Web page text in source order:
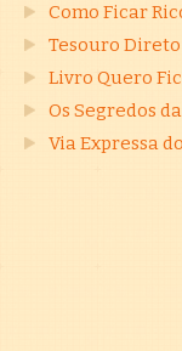
Como Ficar
Tesouro
Livro Quero
Os Segredos
Via Expressa